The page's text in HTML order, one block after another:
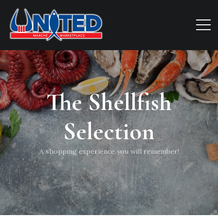
The Shellfish
Selection
A shopping experience you will remember!